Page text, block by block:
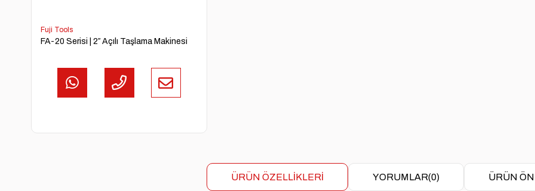
Fuji Tools
FA-20 Serisi | 2″ Açılı Taşlama Makinesi
ÜRÜN ÖZELLIKLERI YORUMLAR(0) ÜRÜN